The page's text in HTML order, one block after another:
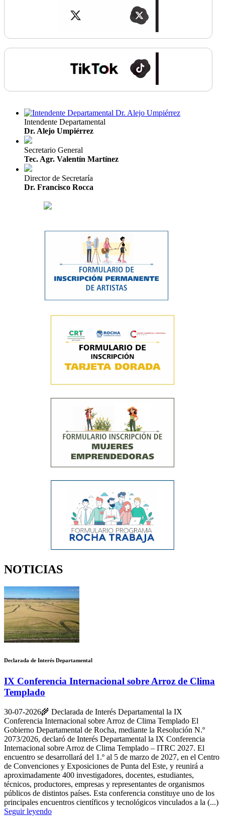
Intendente Departamental
Dr. Alejo Umpiérrez
Secretario General
Tec. Agr. Valentín Martínez
Director de Secretaría
Dr. Francisco Rocca
NOTICIAS
Declarada de Interés Departamental
IX Conferencia Internacional sobre Arroz de Clima
Templado
30-07-2026🌾 Declarada de Interés Departamental la IX
Conferencia Internacional sobre Arroz de Clima Templado El
Gobierno Departamental de Rocha, mediante la Resolución N.º
2073/2026, declaró de Interés Departamental la IX Conferencia
Internacional sobre Arroz de Clima Templado – ITRC 2027. El
encuentro se desarrollará del 1.º al 5 de marzo de 2027, en el Centro
de Convenciones y Exposiciones de Punta del Este, y reunirá a
aproximadamente 400 investigadores, docentes, estudiantes,
técnicos, productores, empresas y representantes de organismos
públicos de distintos países. Esta conferencia constituye uno de los
principales encuentros científicos y tecnológicos vinculados a la (...)
Seguir leyendo